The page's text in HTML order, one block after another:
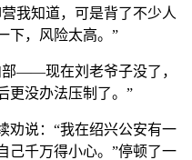
我知道，可是背了不少人
下，风险太高。”
——现在刘老爷子没了，
更没办法压制了。”
劝说：“我在绍兴公安有一
己千万得小心。”停顿了一